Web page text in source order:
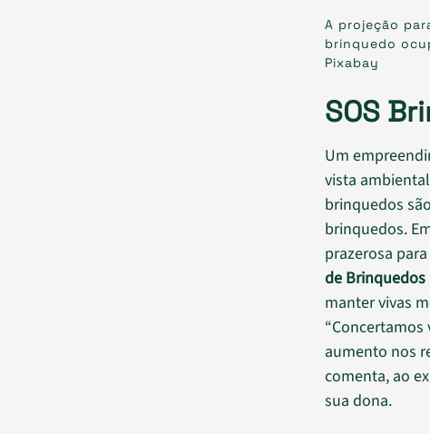
A projeção
brinquedo
Pixabay
SOS
Um
vista
brinquedos
brinquedos.
prazerosa
de Brinquedos
manter vivas
aumento nos
comenta, ao
sua dona.